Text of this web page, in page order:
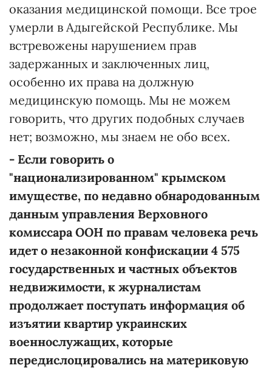
оказания медицинской помощи. Все трое
умерли в Адыгейской Республике. Мы
встревожены нарушением прав
задержанных и заключенных лиц,
особенно их права на должную
медицинскую помощь. Мы не можем
говорить, что других подобных случаев
нет; возможно, мы знаем не обо всех.
- Если говорить о
"национализированном" крымском
имуществе, по недавно обнародованным
данным управления Верховного
комиссара ООН по правам человека речь
идет о незаконной конфискации 4 575
государственных и частных объектов
недвижимости, к журналистам
продолжает поступать информация об
изъятии квартир украинских
военнослужащих, которые
передислоцировались на материковую